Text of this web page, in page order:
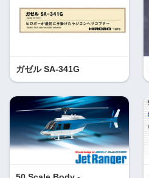
ガゼル SA-341G